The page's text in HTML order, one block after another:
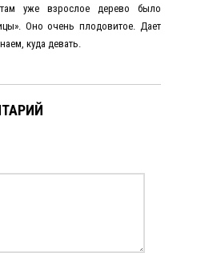
уже взрослое дерево было
Оно очень плодовитое. Дает
куда девать.